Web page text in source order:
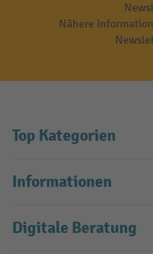
Nähere
Top Kategorien
Informationen
Digitale Beratung